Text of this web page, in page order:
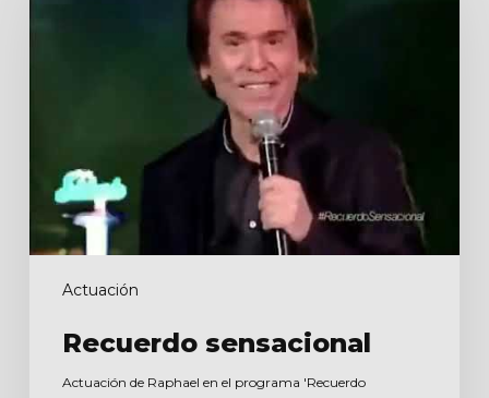
Actuación
Recuerdo sensacional
Actuación de Raphael en el programa 'Recuerdo